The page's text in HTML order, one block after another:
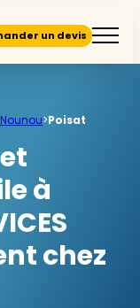
un devis
Nounou>Poisat
à
chez